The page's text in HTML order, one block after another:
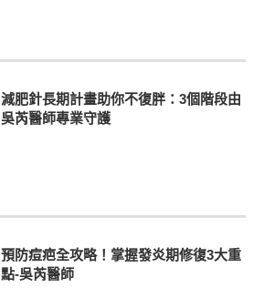
減肥針長期計畫助你不復胖：3個階段由
吳芮醫師專業守護
預防痘疤全攻略！掌握發炎期修復3大重
點-吳芮醫師